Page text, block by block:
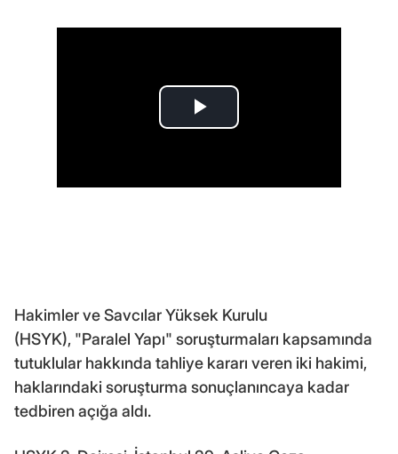
Hakimler ve Savcılar Yüksek Kurulu
(HSYK), "Paralel Yapı" soruşturmaları kapsamında
tutuklular hakkında tahliye kararı veren iki hakimi,
haklarındaki soruşturma sonuçlanıncaya kadar
tedbiren açığa aldı.